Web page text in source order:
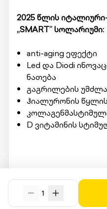
2025 წლის
„SMART” სოლარიუმი:
anti-aging ეფექტი
Led და Diodi
ნათება
გაგრილების
ჰიალურონის
D ვიტამინის
წარადგინოთ Swooper
1